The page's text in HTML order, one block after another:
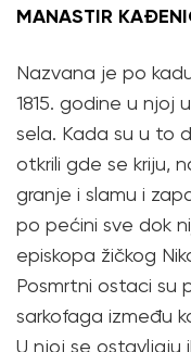
MANASTIR
Nazvana je po
1815. godine u njoj
sela. Kada su u to
otkrili gde se kriju,
granje i slamu i
po pećini sve dok
episkopa žičkog
Posmrtni ostaci su
sarkofaga između
U njoj se ostavljaju